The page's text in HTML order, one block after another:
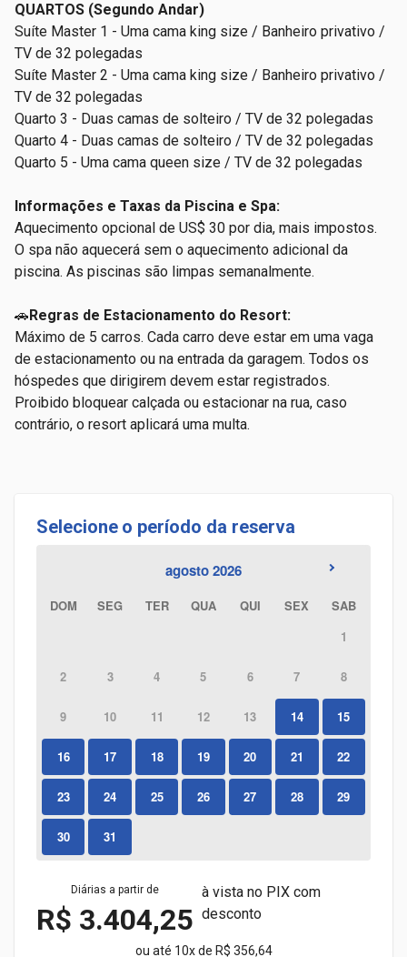
QUARTOS (Segundo Andar)
Suíte Master 1 - Uma cama king size / Banheiro privativo /
TV de 32 polegadas
Suíte Master 2 - Uma cama king size / Banheiro privativo /
TV de 32 polegadas
Quarto 3 - Duas camas de solteiro / TV de 32 polegadas
Quarto 4 - Duas camas de solteiro / TV de 32 polegadas
Quarto 5 - Uma cama queen size / TV de 32 polegadas
Informações e Taxas da Piscina e Spa:
Aquecimento opcional de US$ 30 por dia, mais impostos.
O spa não aquecerá sem o aquecimento adicional da
piscina. As piscinas são limpas semanalmente.
🚗Regras de Estacionamento do Resort:
Máximo de 5 carros. Cada carro deve estar em uma vaga
de estacionamento ou na entrada da garagem. Todos os
hóspedes que dirigirem devem estar registrados.
Proibido bloquear calçada ou estacionar na rua, caso
contrário, o resort aplicará uma multa.
Selecione o período da reserva
agosto 2026
DOM SEG TER QUA QUI SEX
SAB
1
2 3 4 5 6 7 8
9 10 11 12 13 14 15
16 17 18 19 20 21 22
23 24 25 26 27 28 29
30 31
Diárias a partir de
R$ 3.404,25
à vista no PIX com
desconto
ou até 10x de R$ 356,64